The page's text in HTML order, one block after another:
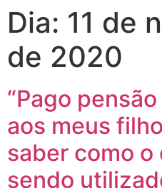
Dia: 11 de
de 2020
“Pago
aos meus
saber como
sendo